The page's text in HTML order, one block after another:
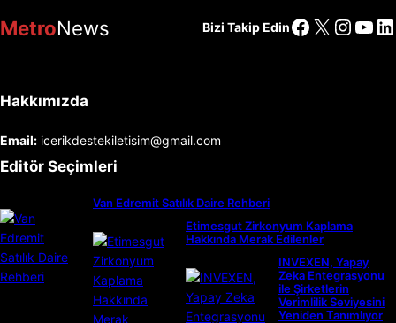
MetroNews Bizi Takip EdinFacebook
X
Hakkımızda
Email: icerikdestekiletisim@gmail.com
Editör Seçimleri
Van Edremit Satılık Daire Rehberi
Etimesgut Zirkonyum Kaplama
Hakkında Merak Edilenler
INVEXEN, Yapay
Zeka Entegrasyonu
ile Şirketlerin
Verimlilik Seviyesini
Yeniden Tanımlıyor